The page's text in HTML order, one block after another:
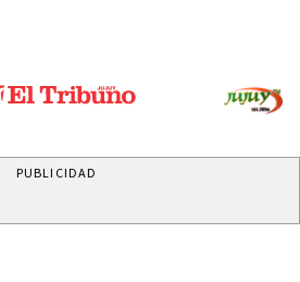
PUBLICIDAD